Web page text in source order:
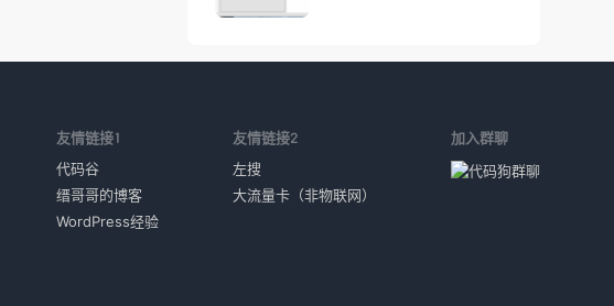
友情链接1
代码谷
缙哥哥的博客
WordPress经验
友情链接2
左搜
大流量卡（非物联网）
加入群聊